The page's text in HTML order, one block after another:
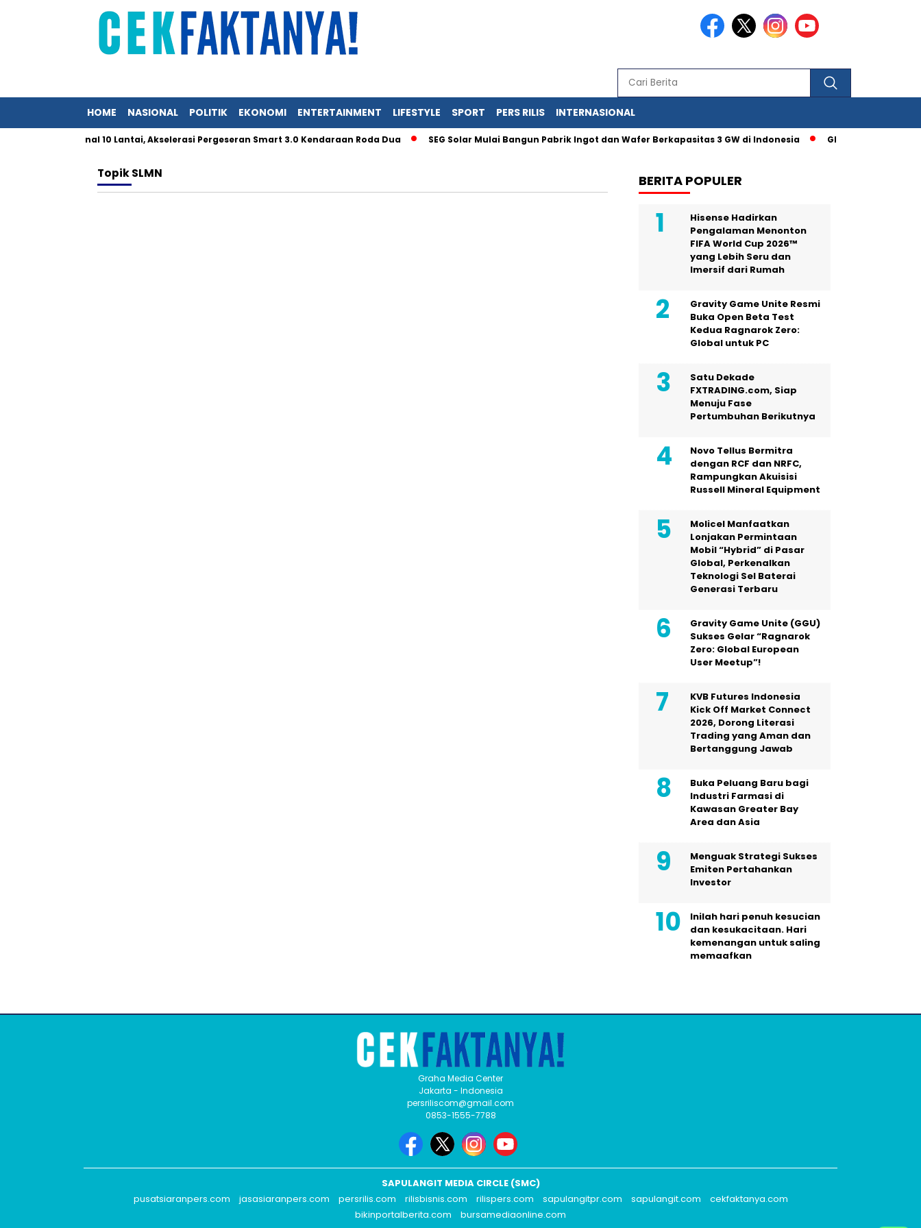
HOME NASIONAL POLITIK EKONOMI ENTERTAINMENT LIFESTYLE SPORT PERS RILIS INTERNASIONAL
Pusat Regional 10 Lantai, Akselerasi Pergeseran Smart 3.0 Kendaraan Roda Dua SEG Solar Mulai Bangun Pabrik Ingot dan Wafer Berkapasitas 3 GW di Indonesia Glance Berkolaborasi
TopikSLMN BERITA POPULER
Hisense Hadirkan
Pengalaman Menonton
FIFA World Cup 2026™
yang Lebih Seru dan
Imersif dari Rumah
Gravity Game Unite Resmi
Buka Open Beta Test
Kedua Ragnarok Zero:
Global untuk PC
Satu Dekade
FXTRADING.com, Siap
Menuju Fase
Pertumbuhan Berikutnya
Novo Tellus Bermitra
dengan RCF dan NRFC,
Rampungkan Akuisisi
Russell Mineral Equipment
Molicel Manfaatkan
Lonjakan Permintaan
Mobil “Hybrid” di Pasar
Global, Perkenalkan
Teknologi Sel Baterai
Generasi Terbaru
Gravity Game Unite (GGU)
Sukses Gelar “Ragnarok
Zero: Global European
User Meetup”!
KVB Futures Indonesia
Kick Off Market Connect
2026, Dorong Literasi
Trading yang Aman dan
Bertanggung Jawab
Buka Peluang Baru bagi
Industri Farmasi di
Kawasan Greater Bay
Area dan Asia
Menguak Strategi Sukses
Emiten Pertahankan
Investor
Inilah hari penuh kesucian
dan kesukacitaan. Hari
kemenangan untuk saling
memaafkan
Graha Media Center
Jakarta - Indonesia
persriliscom@gmail.com
0853-1555-7788
SAPULANGIT MEDIA CIRCLE (SMC)
pusatsiaranpers.com
jasasiaranpers.com persrilis.com rilisbisnis.com rilispers.com sapulangitpr.com sapulangit.com
cekfaktanya.com
bikinportalberita.com
bursamediaonline.com